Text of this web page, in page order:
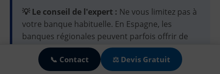
💡 Le conseil de l'expert : Ne vous limitez pas à
votre banque habituelle. En Espagne, les
banques régionales peuvent parfois offrir de
meilleures conditions selon la localisation du
bien. Toutefois, méfiez-vous des offres trop
📞 Contact ⚖️ Devis Gratuit